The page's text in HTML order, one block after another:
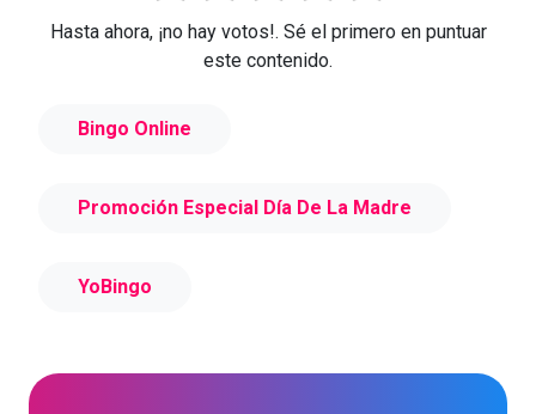
Hasta ahora, ¡no hay votos!. Sé el primero en puntuar
este contenido.
Bingo Online
Promoción Especial Día De La Madre
YoBingo